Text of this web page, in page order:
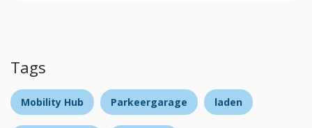
Tags
Mobility Hub Parkeergarage laden